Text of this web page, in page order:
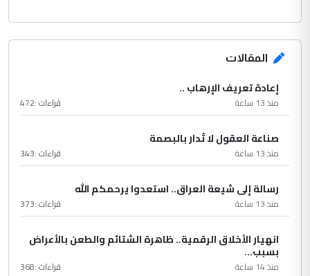
المقالات
إعادة تعريف الإرهاب ..
منذ 13 ساعة قراءات :472
صناعة العقول لا تُدار بالبصمة
منذ 13 ساعة قراءات :343
رسالة إلى شيعة العراق.. استعدوا يرحمكم الله
منذ 13 ساعة قراءات :373
انهيار الأخلاق الرقمية.. ظاهرة الشتائم والطعن بالأعراض
بسبب...
منذ 14 ساعة قراءات :368